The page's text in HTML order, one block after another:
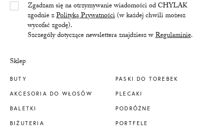
Sklep
BUTY
AKCESORIA DO WŁOSÓW
BALETKI
BIŻUTERIA
PASKI DO TOREBEK
PLECAKI
PODRÓŻNE
PORTFELE
Yes/TakZgadzam się na otrzymywanie wiadomości od CHYLAK
zgodnie zPolityką Prywatności(w każdej chwili możesz
wycofać zgodę).
Szczegóły dotyczące newslettera znajdziesz wRegulaminie.